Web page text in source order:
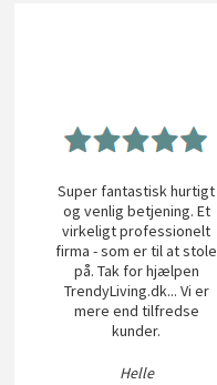
Super fantastisk hurtigt
og venlig betjening. Et
virkeligt professionelt
firma - som er til at stole
på. Tak for hjælpen
TrendyLiving.dk... Vi er
mere end tilfredse
kunder.
Helle